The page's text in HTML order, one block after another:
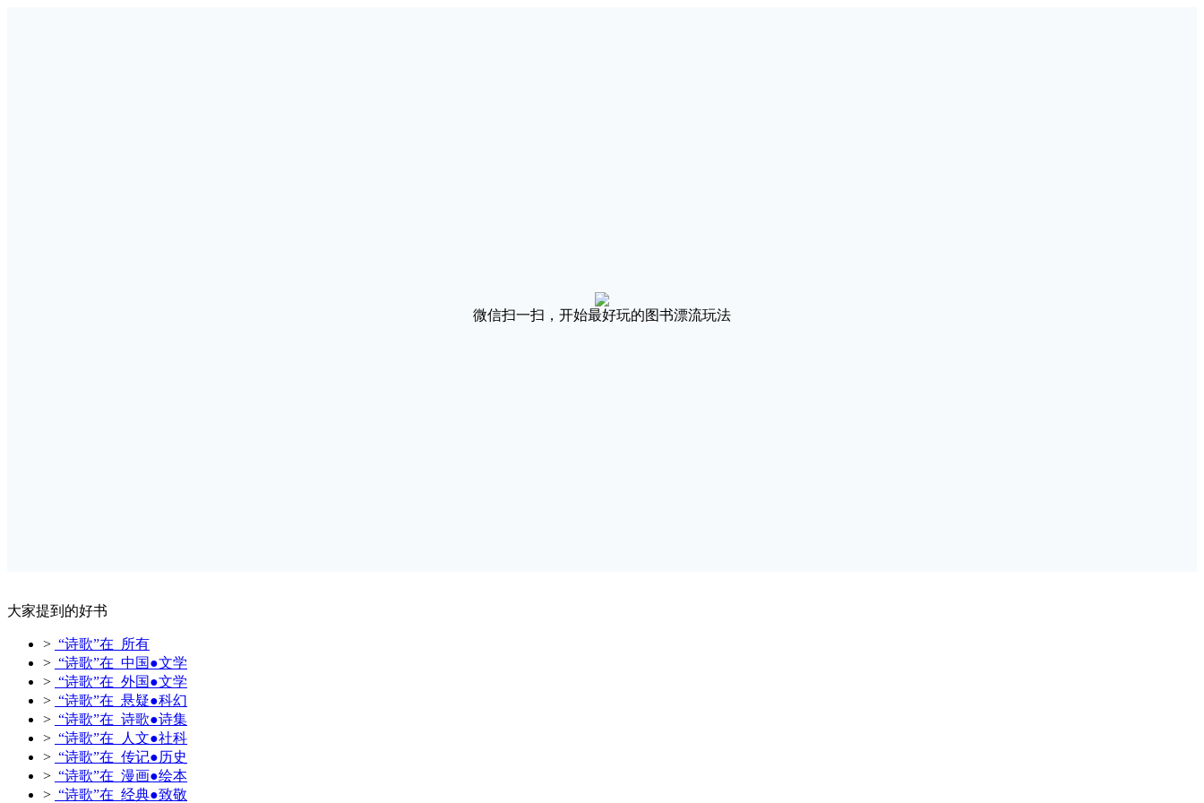
微信扫一扫，开始最好玩的图书漂流玩法
大家提到的好书
> “诗歌”在 所有
> “诗歌”在 中国●文学
> “诗歌”在 外国●文学
> “诗歌”在 悬疑●科幻
> “诗歌”在 诗歌●诗集
> “诗歌”在 人文●社科
> “诗歌”在 传记●历史
> “诗歌”在 漫画●绘本
> “诗歌”在 经典●致敬